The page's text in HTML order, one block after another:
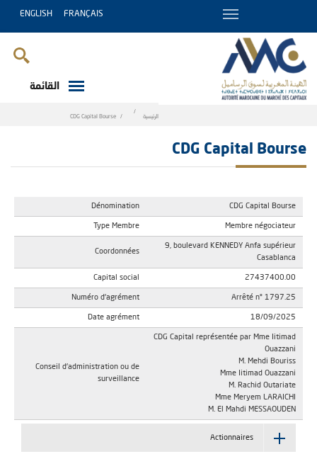
FRANÇAIS
ENGLISH
القائمة
الرئيسية CDG Capital Bourse
CDG Capital Bourse
Dénomination CDG Capital Bourse
Type Membre Membre négociateur
Coordonnées
9, boulevard KENNEDY Anfa supérieur
Casablanca
Capital social 27437400.00
Numéro d'agrément Arrêté n° 1797.25
Date agrément 18/09/2025
Conseil d'administration ou de
surveillance
CDG Capital représentée par Mme Iitimad
Ouazzani
M. Mehdi Bouriss
Mme Iitimad Ouazzani
M. Rachid Outariate
Mme Meryem LARAICHI
M. El Mahdi MESSAOUDEN
Actionnaires